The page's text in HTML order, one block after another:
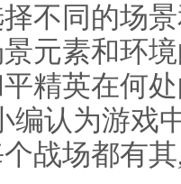
不同的场
元素和环
精英在何
编认为游戏
战场都有